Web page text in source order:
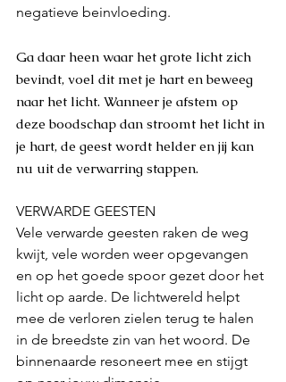
negatieve beinvloeding.
Ga daar heen waar het grote licht zich
bevindt, voel dit met je hart en beweeg
naar het licht. Wanneer je afstem op
deze boodschap dan stroomt het licht in
je hart, de geest wordt helder en jij kan
nu uit de verwarring stappen.
VERWARDE GEESTEN
Vele verwarde geesten raken de weg
kwijt, vele worden weer opgevangen
en op het goede spoor gezet door het
licht op aarde. De lichtwereld helpt
mee de verloren zielen terug te halen
in de breedste zin van het woord. De
binnenaarde resoneert mee en stijgt